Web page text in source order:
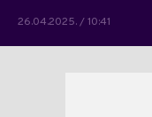
26.04.2025. / 10:41